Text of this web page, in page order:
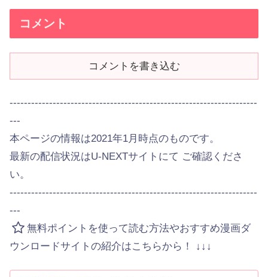
コメント
コメントを書き込む
---------------------------------------------------------------------
---
本ページの情報は2021年1月時点のものです。
最新の配信状況はU-NEXTサイトにて ご確認くださ
い。
---------------------------------------------------------------------
---
無料ポイントを使って読む方法やおすすめ漫画ダ
ウンロードサイトの紹介はこちらから！ ↓↓↓